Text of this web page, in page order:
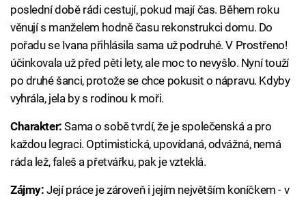
poslední době rádi cestují, pokud mají čas. Během roku
věnují s manželem hodně času rekonstrukci domu. Do
pořadu se Ivana přihlásila sama už podruhé. V Prostřeno!
účinkovala už před pěti lety, ale moc to nevyšlo. Nyní touží
po druhé šanci, protože se chce pokusit o nápravu. Kdyby
vyhrála, jela by s rodinou k moři.
Charakter:Sama o sobě tvrdí, že je společenská a pro
každou legraci. Optimistická, upovídaná, odvážná, nemá
ráda lež, faleš a přetvářku, pak je vzteklá.
Zájmy:Její práce je zároveň i jejím největším koníčkem - v